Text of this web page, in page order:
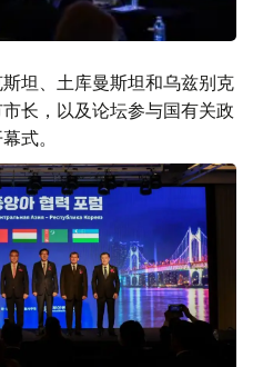
坦、土库曼斯坦和乌兹别克
长，以及论坛参与国有关政
式。